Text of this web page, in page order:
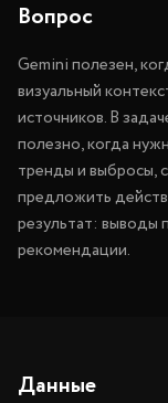
Вопрос
Gemini полезен,
визуальный
источников. В
полезно, когда
тренды и выбросы,
предложить
результат: выводы
рекомендации.
Данные